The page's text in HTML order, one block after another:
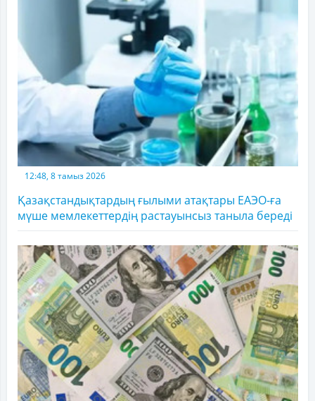
12:48, 8 тамыз 2026
Қазақстандықтардың ғылыми атақтары ЕАЭО-ға
мүше мемлекеттердің растауынсыз таныла береді